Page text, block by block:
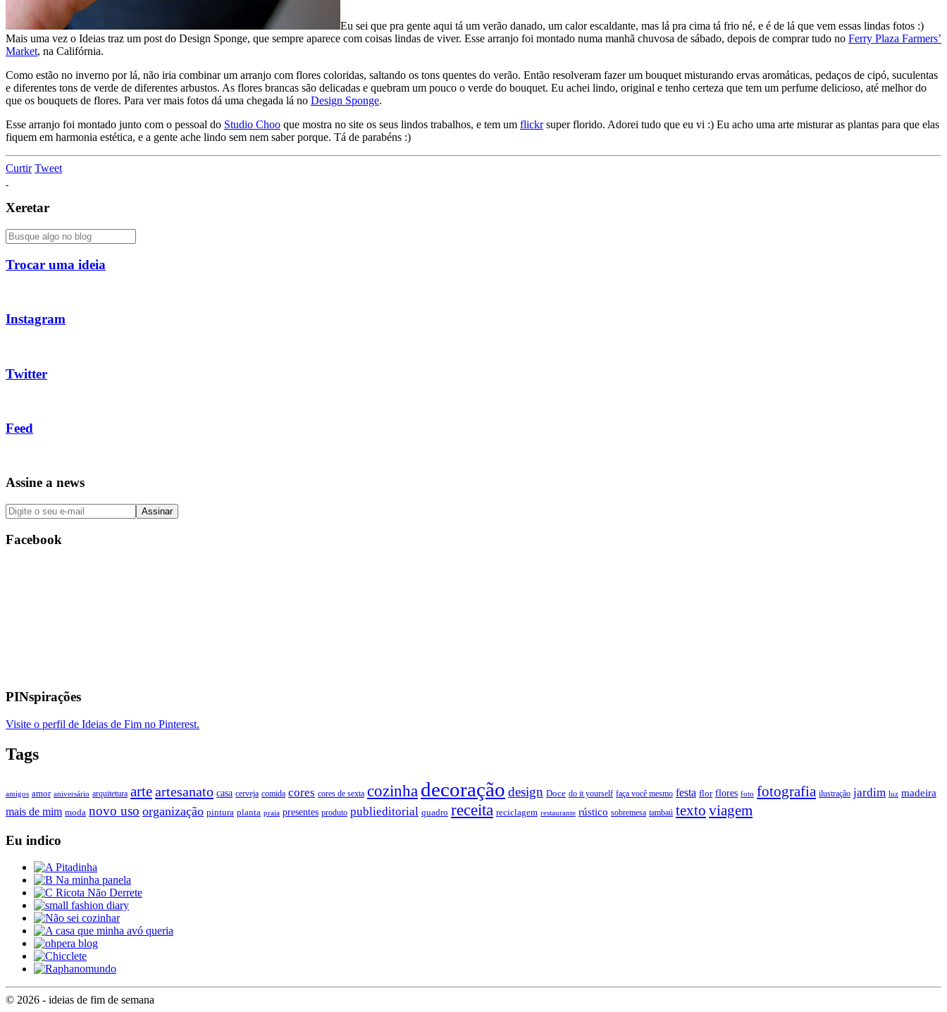
Eu sei que pra gente aqui tá um verão danado, um calor escaldante, mas lá pra cima tá frio né, e é de lá que vem essas lindas fotos :)
Mais uma vez o Ideias traz um post do Design Sponge, que sempre aparece com coisas lindas de viver. Esse arranjo foi montado numa manhã chuvosa de sábado, depois de comprar tudo no Ferry Plaza Farmers’
Market, na Califórnia.
Como estão no inverno por lá, não iria combinar um arranjo com flores coloridas, saltando os tons quentes do verão. Então resolveram fazer um bouquet misturando ervas aromáticas, pedaços de cipó, suculentas
e diferentes tons de verde de diferentes arbustos. As flores brancas são delicadas e quebram um pouco o verde do bouquet. Eu achei lindo, original e tenho certeza que tem um perfume delicioso, até melhor do
que os bouquets de flores. Para ver mais fotos dá uma chegada lá no Design Sponge.
Esse arranjo foi montado junto com o pessoal do Studio Choo que mostra no site os seus lindos trabalhos, e tem um flickrsuper florido. Adorei tudo que eu vi :) Eu acho uma arte misturar as plantas para que elas
fiquem em harmonia estética, e a gente ache lindo sem nem saber porque. Tá de parabéns :)
Curtir Tweet
Xeretar
Trocar uma ideia
Instagram
Twitter
Feed
Assine a news
Facebook
PINspirações
Visite o perfil de Ideias de Fim no Pinterest.
Tags
amigos amor aniversário arquitetura arteartesanato casa cerveja comida cores cores de sexta cozinha decoração design Doce do it yourself faça você mesmo festa flor flores foto fotografia ilustração jardim luz madeira
mais de mim moda novo uso organização pintura planta praia presentes produto publieditorial quadro receita reciclagem restaurante rústico sobremesa tambaú texto viagem
Eu indico
© 2026 - ideias de fim de semana